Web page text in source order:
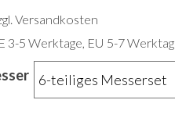
Versandkosten
3-5 Werktage, EU 5-7